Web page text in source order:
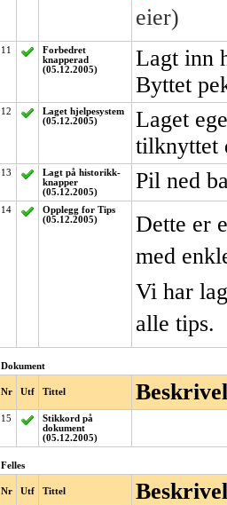
eier)
11
Forbedret
knapperad
(05.12.2005)
Lagt inn
Byttet
12
Laget hjelpesystem
(05.12.2005)
Laget
tilknyttet
13
Lagt på historikk-
knapper
(05.12.2005)
Pil ned
14
Opplegg for Tips
(05.12.2005)
Dette er
med
Vi har
alle tips.
Dokument
Nr Utf Tittel
15
Stikkord på
dokument
(05.12.2005)
Felles
Nr Utf Tittel